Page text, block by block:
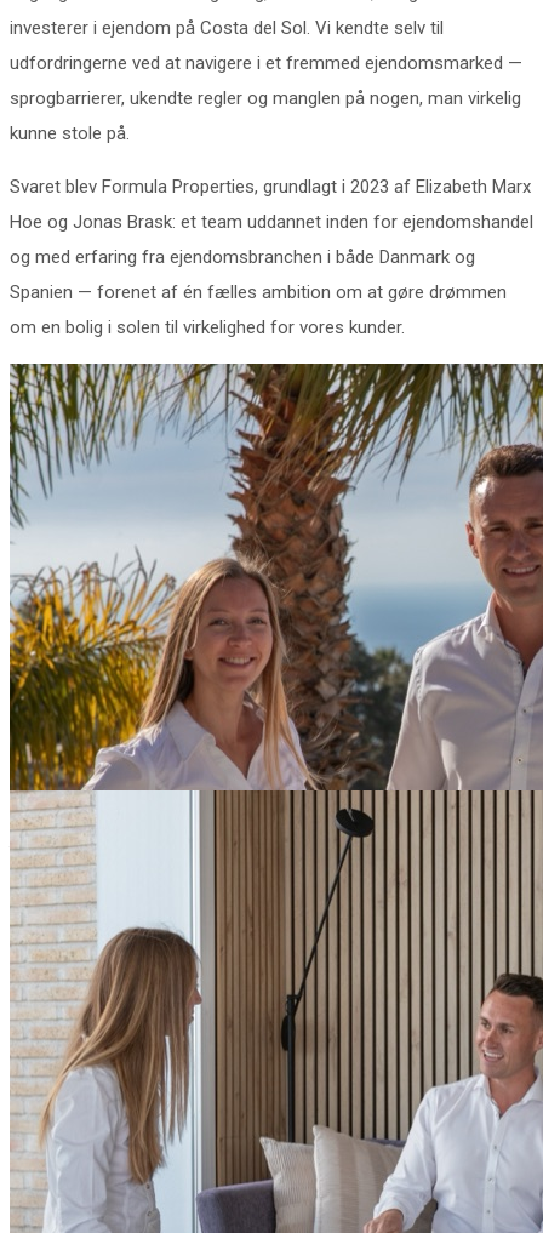
investerer i ejendom på Costa del Sol. Vi kendte selv til
udfordringerne ved at navigere i et fremmed ejendomsmarked —
sprogbarrierer, ukendte regler og manglen på nogen, man virkelig
kunne stole på.
Svaret blev Formula Properties, grundlagt i 2023 af Elizabeth Marx
Hoe og Jonas Brask: et team uddannet inden for ejendomshandel
og med erfaring fra ejendomsbranchen i både Danmark og
Spanien — forenet af én fælles ambition om at gøre drømmen
om en bolig i solen til virkelighed for vores kunder.
Vores mission
Vi arbejder tæt og personligt
med vores kunder
Hos Formula Properties er vi dedikerede ejendomsmæglere med
et væld af erfaring i Costa del Sol-området i Spanien og Danmark.
Vores team består af dygtige fagfolk, der er forpligtet til at
arbejde tæt og personligt med vores kunder — for at hjælpe dem
med at nå deres ejendomsmål. Vi bygger tillid og langvarige
relationer ved at tage en grundig og personlig tilgang til hver
enkelt transaktion.
Hvad vi står for
Vores værdier
01
Personlig tilgang
Hver kunde er unik. Vi tager os tid til at forstå dine ønsker, dit
budget og dine drømme — og tilpasser vores rådgivning derefter.
02
Lokalt kendskab